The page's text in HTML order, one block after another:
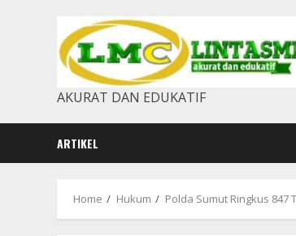
AKURAT DAN EDUKATIF
ARTIKEL
Home Hukum Polda Sumut Ringkus